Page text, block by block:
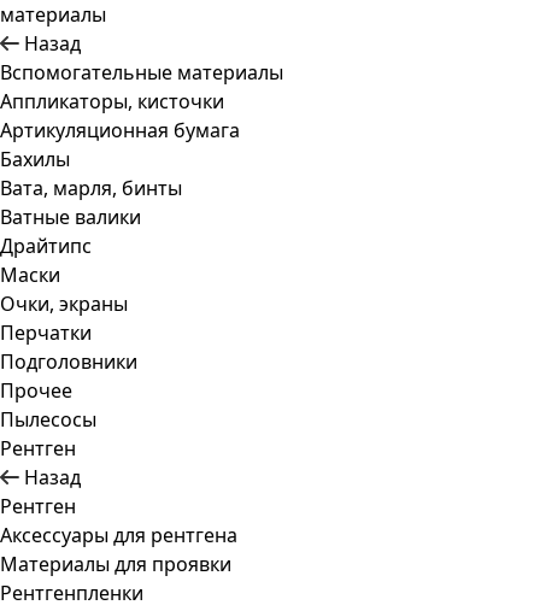
материалы
Назад
Вспомогательные материалы
Аппликаторы, кисточки
Артикуляционная бумага
Бахилы
Вата, марля, бинты
Ватные валики
Драйтипс
Маски
Очки, экраны
Перчатки
Подголовники
Прочее
Пылесосы
Рентген
Назад
Рентген
Аксессуары для рентгена
Материалы для проявки
Рентгенпленки